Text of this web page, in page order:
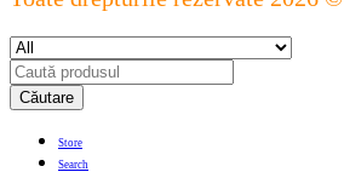
Căutare
Store
Search